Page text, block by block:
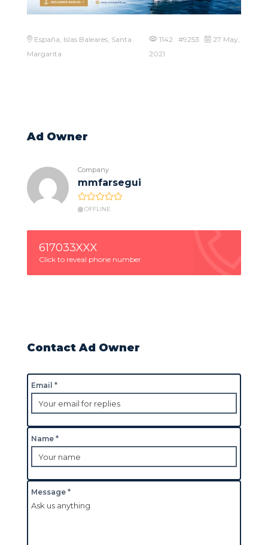
España, Islas Baleares, Santa
Margarita
1142 #9253
27 May,
2021
Ad Owner
Company
mmfarsegui
OFFLINE
617033XXX
Click to reveal phone number
Contact Ad Owner
Email *
Name *
Message *